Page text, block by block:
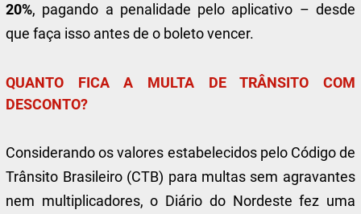
20%, pagando a penalidade pelo aplicativo – desde
que faça isso antes de o boleto vencer.
QUANTO FICA A MULTA DE TRÂNSITO COM
DESCONTO?
Considerando os valores estabelecidos pelo Código de
Trânsito Brasileiro (CTB) para multas sem agravantes
nem multiplicadores, o Diário do Nordeste fez uma